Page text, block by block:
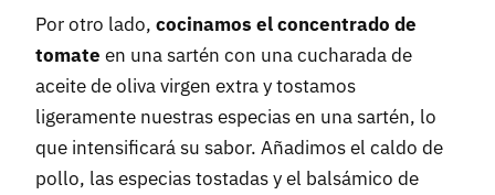
Por otro lado, cocinamos el concentrado de
tomate en una sartén con una cucharada de
aceite de oliva virgen extra y tostamos
ligeramente nuestras especias en una sartén, lo
que intensificará su sabor. Añadimos el caldo de
pollo, las especias tostadas y el balsámico de